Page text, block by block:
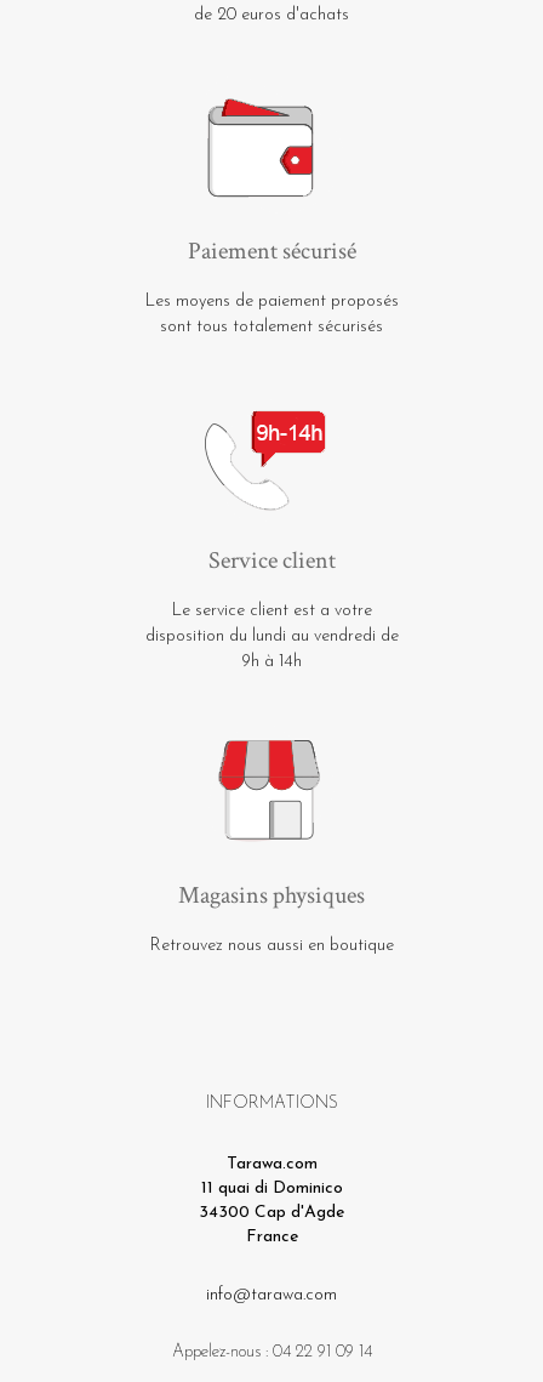
de 20 euros d'achats
Paiement sécurisé
Les moyens de paiement proposés
sont tous totalement sécurisés
Service client
Le service client est a votre
disposition du lundi au vendredi de
9h à 14h
Magasins physiques
Retrouvez nous aussi en boutique
INFORMATIONS
Tarawa.com
11 quai di Dominico
34300 Cap d'Agde
France
info@tarawa.com
Appelez-nous : 04 22 91 09 14